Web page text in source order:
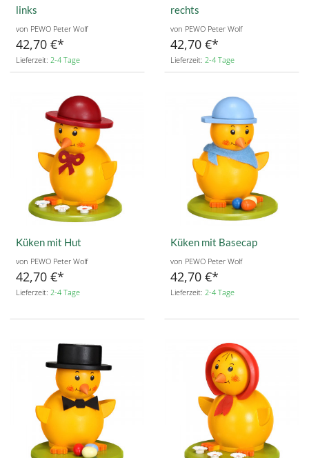
links
von PEWO Peter Wolf
42,70 €
Lieferzeit: 2-4 Tage
rechts
von PEWO Peter Wolf
42,70 €
Lieferzeit: 2-4 Tage
Küken mit Hut
von PEWO Peter Wolf
42,70 €
Lieferzeit: 2-4 Tage
Küken mit Basecap
von PEWO Peter Wolf
42,70 €
Lieferzeit: 2-4 Tage